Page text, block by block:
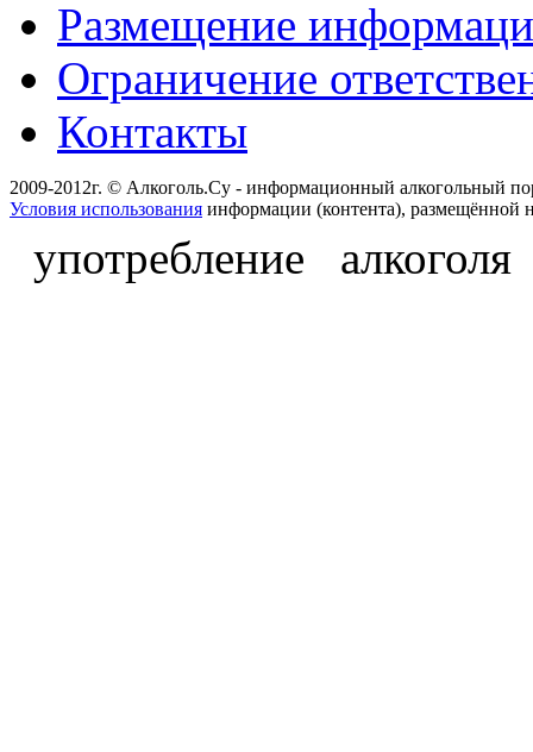
Размещение
Ограничение
Контакты
2009-2012г. © Алкоголь.Су - информационный алкогольный
Условия использования информации (контента), размещённой
употребление